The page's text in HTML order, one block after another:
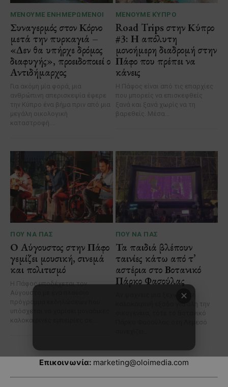
Επικοινωνία: marketing@oloimedia.com